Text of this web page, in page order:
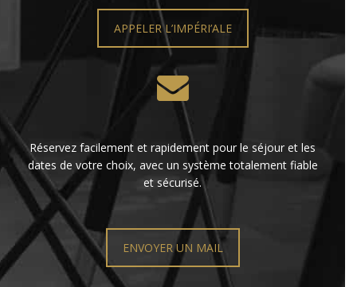
APPELER L’IMPÉRI’ALE
ENVOYER UN MAIL
Réservez facilement et rapidement pour le séjour et les
dates de votre choix, avec un système totalement fiable
et sécurisé.